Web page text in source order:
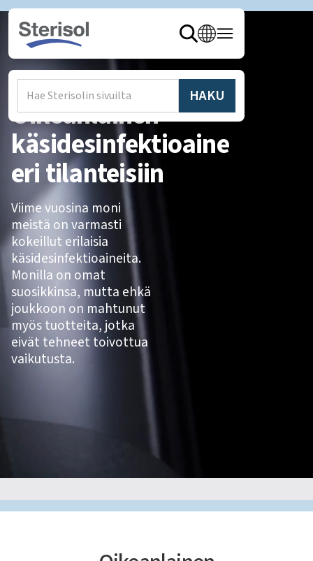
Oikeanlainen
käsidesinfektioaine
eri tilanteisiin
Viime vuosina moni
meistä on varmasti
kokeillut erilaisia
käsidesinfektioaineita.
Monilla on omat
suosikkinsa, mutta ehkä
joukkoon on mahtunut
myös tuotteita, jotka
eivät tehneet toivottua
vaikutusta.